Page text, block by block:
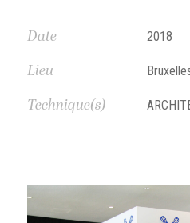
Date 2018
Lieu
Technique(s)